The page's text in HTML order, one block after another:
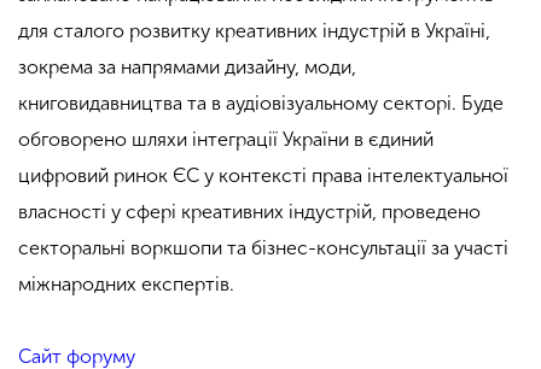
для сталого розвитку креативних індустрій в Україні,
зокрема за напрямами дизайну, моди,
книговидавництва та в аудіовізуальному секторі. Буде
обговорено шляхи інтеграції України в єдиний
цифровий ринок ЄС у контексті права інтелектуальної
власності у сфері креативних індустрій, проведено
секторальні воркшопи та бізнес-консультації за участі
міжнародних експертів.
Сайт форуму